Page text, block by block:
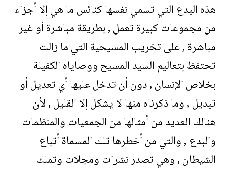
هذه البدع التي تسمي نفسها كنائس ما هي إلا أجزاء
من مجموعات كبيرة تعمل , بطريقة مباشرة أو غير
مباشرة , على تخريب المسيحية التي ما زالت
تحتفظ بتعاليم السيد المسيح ووصاياه الكفيلة
بخلاص الإنسان , دون أن تدخل عليها أي تعديل أو
تبديل , وما ذكرناه منها لا يشكل إلا القليل , لأن
هنالك العديد من أمثالها من الجمعيات والمنظمات
والبدع , والتي من أخطرها تلك المسماة أتباع
الشيطان , وهي تصدر نشرات ومجلات وتملك